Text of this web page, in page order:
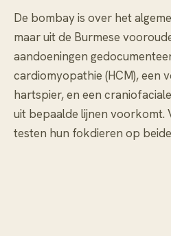
De bombay is over het
maar uit de Burmese
aandoeningen
cardiomyopathie (HCM), een
hartspier, en een
uit bepaalde lijnen
testen hun fokdieren op